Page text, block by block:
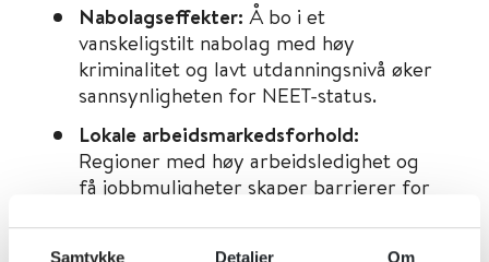
Samtykke Detaljer Om
Nabolagseffekter: Å bo i et
vanskeligstilt nabolag med høy
kriminalitet og lavt utdanningsnivå øker
sannsynligheten for NEET-status.
Lokale arbeidsmarkedsforhold:
Regioner med høy arbeidsledighet og
få jobbmuligheter skaper barrierer for